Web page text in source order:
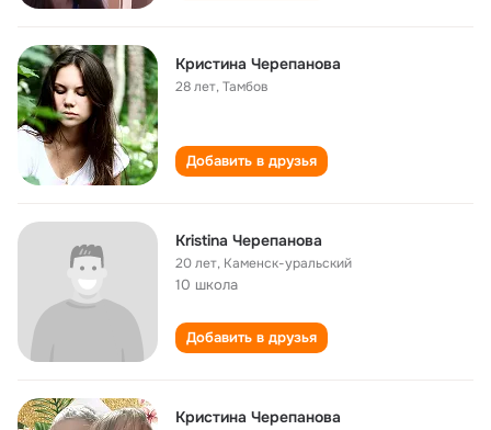
Кристина Черепанова
28 лет,Тамбов
Добавить в друзья
Kristina Черепанова
20 лет, Каменск-уральский
10 школа
Добавить в друзья
Кристина Черепанова